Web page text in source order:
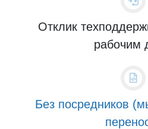
Отклик
рабочим
Без посредников